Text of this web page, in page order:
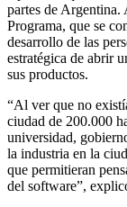
partes de
Programa, que se
desarrollo de las
estratégica de abrir
sus productos.
“Al ver que no
ciudad de 200.000
universidad,
la industria en la
que permitieran
del software”,